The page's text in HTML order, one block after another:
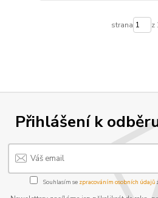
strana z
Přihlášení k
Souhlasím se zpracováním osobních údajů